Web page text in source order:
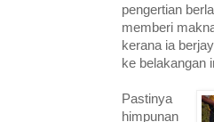
pengertian
memberi
kerana ia
ke belakangan
Pastinya
himpunan